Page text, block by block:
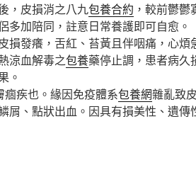
，皮損消之八九包養合約 ，較前鬱
多加陪同，註意日常養護即可自愈。
發癢，舌紅、苔黃且伴咽痛，心煩
涼血解毒之包養藥停止調，患者病久
。
疾也。緣因免疫體系包養網雜亂致
屑、點狀出血。因具有損美性、遺